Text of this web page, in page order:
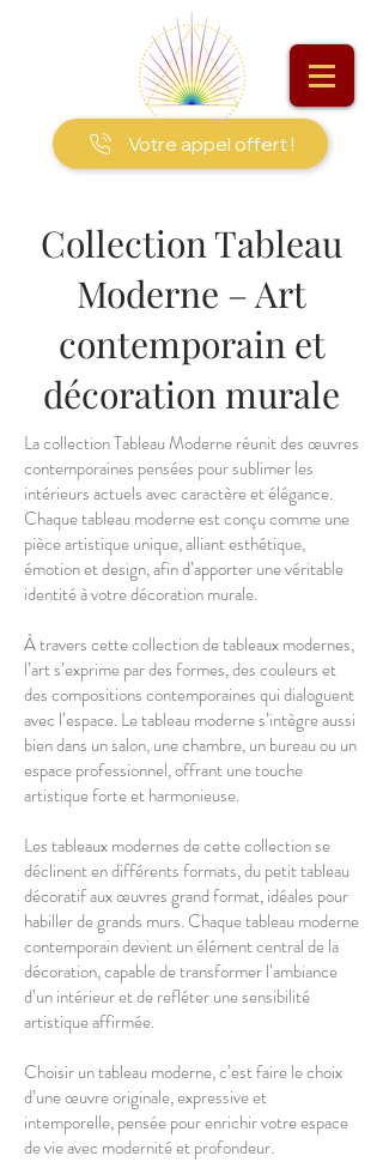
Votre appel offert !
Collection Tableau
Moderne – Art
contemporain et
décoration murale
La collection Tableau Moderne réunit des œuvres
contemporaines pensées pour sublimer les
intérieurs actuels avec caractère et élégance.
Chaque tableau moderne est conçu comme une
pièce artistique unique, alliant esthétique,
émotion et design, afin d’apporter une véritable
identité à votre décoration murale.
À travers cette collection de tableaux modernes,
l’art s’exprime par des formes, des couleurs et
des compositions contemporaines qui dialoguent
avec l’espace. Le tableau moderne s’intègre aussi
bien dans un salon, une chambre, un bureau ou un
espace professionnel, offrant une touche
artistique forte et harmonieuse.
Les tableaux modernes de cette collection se
déclinent en différents formats, du petit tableau
décoratif aux œuvres grand format, idéales pour
habiller de grands murs. Chaque tableau moderne
contemporain devient un élément central de la
décoration, capable de transformer l’ambiance
d’un intérieur et de refléter une sensibilité
artistique affirmée.
Choisir un tableau moderne, c’est faire le choix
d’une œuvre originale, expressive et
intemporelle, pensée pour enrichir votre espace
de vie avec modernité et profondeur.